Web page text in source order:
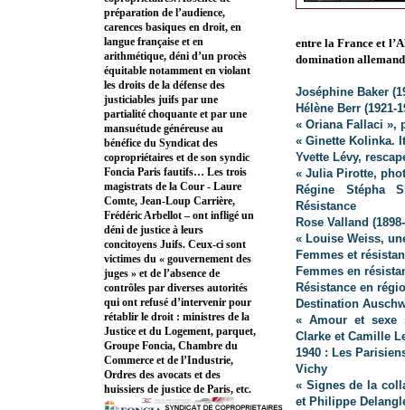
entre la France et
domination
Joséphine Baker
Hélène Berr (1921-
« Oriana Fallaci »,
« Ginette Kolinka.
Yvette Lévy,
« Julia Pirotte,
Régine Stépha
Résistance
Rose Valland
« Louise Weiss,
Femmes et
Femmes en
Résistance en
Destination
« Amour et sexe
Clarke et Camille
1940 : Les
Vichy
« Signes de la
et Philippe
préparation de l’audience,
carences basiques en droit, en
langue française et en
arithmétique, déni d’un procès
équitable notamment en violant
les droits de la défense des
justiciables juifs par une
partialité choquante et par une
mansuétude généreuse au
bénéfice du Syndicat des
copropriétaires et de son syndic
Foncia Paris fautifs… Les trois
magistrats de la Cour - Laure
Comte, Jean-Loup Carrière,
Frédéric Arbellot – ont infligé un
déni de justice à leurs
concitoyens Juifs. Ceux-ci sont
victimes du « gouvernement des
juges » et de l’absence de
contrôles par diverses autorités
qui ont refusé d’intervenir pour
rétablir le droit : ministres de la
Justice et du Logement, parquet,
Groupe Foncia, Chambre du
Commerce et de l’Industrie,
Ordres des avocats et des
huissiers de justice de Paris, etc.